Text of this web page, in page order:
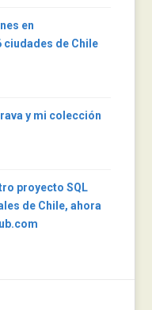
en
ciudades de Chile
y mi colección
proyecto SQL
de Chile, ahora